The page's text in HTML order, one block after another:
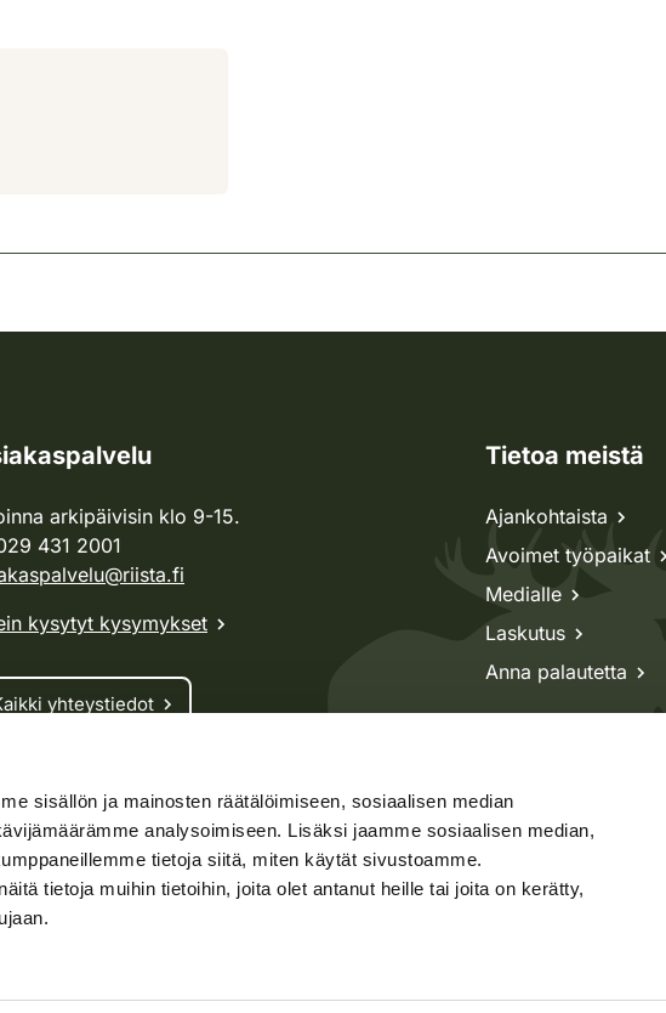
sisällön ja mainosten räätälöimiseen, sosiaalisen median
analysoimiseen. Lisäksi jaamme sosiaalisen median,
tietoja siitä, miten käytät sivustoamme.
tietoja muihin tietoihin, joita olet antanut heille tai joita on kerätty,
arkipäivisin klo 9-15.
431 2001
kysytyt kysymykset
yhteystiedot
asiat
riista -asiat
asiat
Tietoa meistä
Ajankohtaista
Avoimet työpaikat
Medialle
Laskutus
Anna palautetta